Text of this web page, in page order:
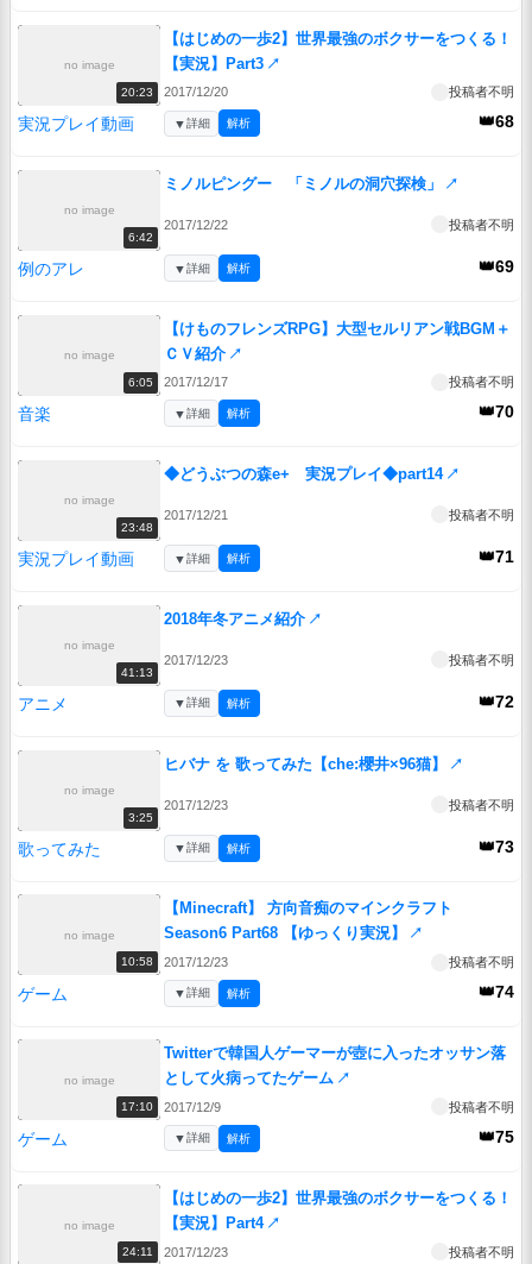
no image
20:23
【はじめの一歩2】世界最強のボクサーをつくる！
【実況】Part3 ↗
2017/12/20 投稿者不明
実況プレイ動画 👑68
▼詳細 解析
no image
6:42
ミノルピングー 「ミノルの洞穴探検」 ↗
2017/12/22 投稿者不明
例のアレ 👑69
▼詳細 解析
no image
6:05
【けものフレンズRPG】大型セルリアン戦BGM＋
ＣＶ紹介 ↗
2017/12/17 投稿者不明
音楽 👑70
▼詳細 解析
no image
23:48
◆どうぶつの森e+ 実況プレイ◆part14 ↗
2017/12/21 投稿者不明
実況プレイ動画 👑71
▼詳細 解析
no image
41:13
2018年冬アニメ紹介 ↗
2017/12/23 投稿者不明
アニメ 👑72
▼詳細 解析
no image
3:25
ヒバナ を 歌ってみた【che:櫻井×96猫】 ↗
2017/12/23 投稿者不明
歌ってみた 👑73
▼詳細 解析
no image
10:58
【Minecraft】 方向音痴のマインクラフト
Season6 Part68 【ゆっくり実況】
↗
2017/12/23 投稿者不明
ゲーム 👑74
▼詳細 解析
no image
17:10
Twitterで韓国人ゲーマーが壺に入ったオッサン落
として火病ってたゲーム ↗
2017/12/9 投稿者不明
ゲーム 👑75
▼詳細 解析
no image
24:11
【はじめの一歩2】世界最強のボクサーをつくる！
【実況】Part4 ↗
2017/12/23 投稿者不明